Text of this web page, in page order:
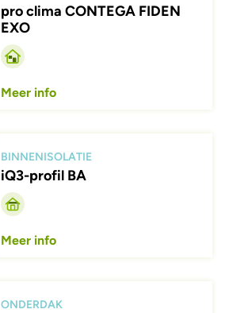
pro clima CONTEGA FIDEN
EXO
Meer info
BINNENISOLATIE
iQ3-profil BA
Meer info
ONDERDAK